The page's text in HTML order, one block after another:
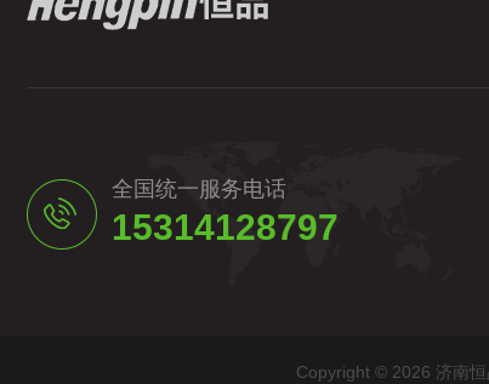
全国统一服务电话
15314128797
Copyright © 2026 济南